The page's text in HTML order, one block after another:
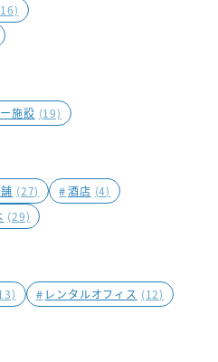
施設 (19)
(27) #酒店 (4)
(29)
# レンタルオフィス (12)